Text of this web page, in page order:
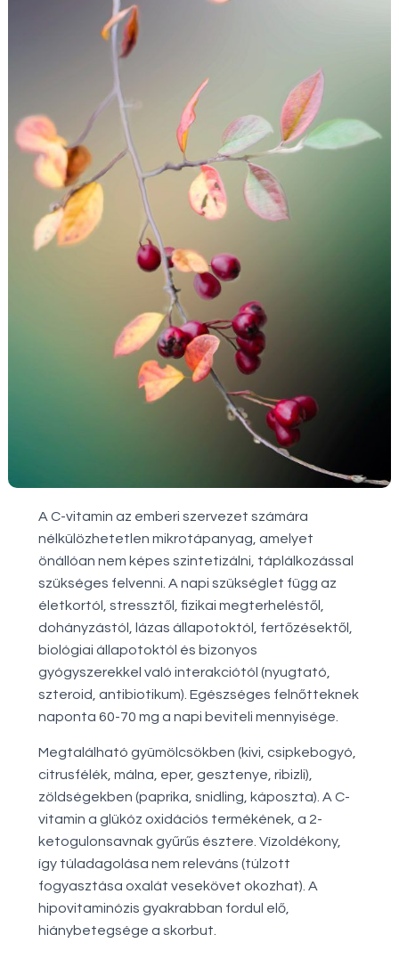
A C-vitamin az emberi szervezet számára
nélkülözhetetlen mikrotápanyag, amelyet
önállóan nem képes szintetizálni, táplálkozással
szükséges felvenni. A napi szükséglet függ az
életkortól, stressztől, fizikai megterheléstől,
dohányzástól, lázas állapotoktól, fertőzésektől,
biológiai állapotoktól és bizonyos
gyógyszerekkel való interakciótól (nyugtató,
szteroid, antibiotikum). Egészséges felnőtteknek
naponta 60-70 mg a napi beviteli mennyisége.
Megtalálható gyümölcsökben (kivi, csipkebogyó,
citrusfélék, málna, eper, gesztenye, ribizli),
zöldségekben (paprika, snidling, káposzta). A C-
vitamin a glükóz oxidációs termékének, a 2-
ketogulonsavnak gyűrűs észtere. Vízoldékony,
így túladagolása nem releváns (túlzott
fogyasztása oxalát vesekövet okozhat). A
hipovitaminózis gyakrabban fordul elő,
hiánybetegsége a skorbut.